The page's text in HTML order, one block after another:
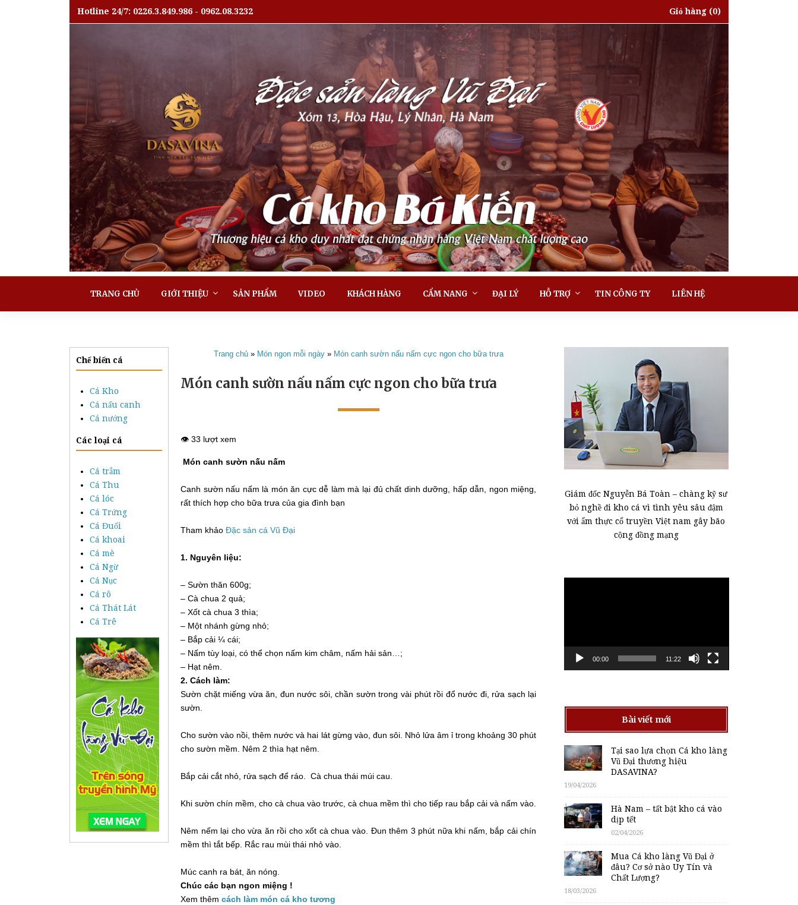
Hotline 24/7: 0226.3.849.986 - 0962.08.3232 Giỏ hàng (0)
TRANG CHỦ GIỚI THIỆU SẢN PHẨM VIDEO KHÁCH HÀNG CẨM NANG ĐẠI LÝ HỖ TRỢ TIN CÔNG TY LIÊN HỆ
Chế biến cá
Cá Kho
Cá nấu canh
Cá nướng
Các loại cá
Cá trắm
Cá Thu
Cá lóc
Cá Trứng
Cá Đuối
Cá khoai
Cá mè
Cá Ngừ
Cá Nục
Cá rô
Cá Thát Lát
Cá Trê
Trang chủ» Món ngon mỗi ngày» Món canh sườn nấu nấm cực ngon cho bữa trưa
Món canh sườn nấu nấm cực ngon cho bữa trưa
👁️ 33 lượt xem
Món canh sườn nấu nấm
Canh sườn nấu nấm là món ăn cực dễ làm mà lại đủ chất dinh dưỡng, hấp dẫn, ngon miệng,
rất thích hợp cho bữa trưa của gia đình bạn
Tham khảo Đặc sản cá Vũ Đại
1. Nguyên liệu:
– Sườn thăn 600g;
– Cà chua 2 quả;
– Xốt cà chua 3 thìa;
– Một nhánh gừng nhỏ;
– Bắp cải ¼ cái;
– Nấm tùy loại, có thể chọn nấm kim châm, nấm hải sản…;
– Hạt nêm.
2. Cách làm:
Sườn chặt miếng vừa ăn, đun nước sôi, chần sườn trong vài phút rồi đổ nước đi, rửa sạch lại
sườn.
Cho sườn vào nồi, thêm nước và hai lát gừng vào, đun sôi. Nhỏ lửa âm ỉ trong khoảng 30 phút
cho sườn mềm. Nêm 2 thìa hạt nêm.
Bắp cải cắt nhỏ, rửa sạch để ráo. Cà chua thái múi cau.
Khi sườn chín mềm, cho cà chua vào trước, cà chua mềm thì cho tiếp rau bắp cải và nấm vào.
Nêm nếm lại cho vừa ăn rồi cho xốt cà chua vào. Đun thêm 3 phút nữa khi nấm, bắp cải chín
mềm thì tắt bếp. Rắc rau mùi thái nhỏ vào.
Múc canh ra bát, ăn nóng.
Chúc các bạn ngon miệng !
Xem thêm cách làm món cá kho tương
Giám đốc Nguyễn Bá Toàn – chàng kỹ sư
bỏ nghề đi kho cá vì tình yêu sâu đậm
với ẩm thực cổ truyền Việt nam gây bão
cộng đồng mạng
00:00 11:22
Bài viết mới
Tại sao lựa chọn Cá kho làng
Vũ Đại thương hiệu
DASAVINA?
19/04/2026
Hà Nam – tất bật kho cá vào
dịp tết
02/04/2026
Mua Cá kho làng Vũ Đại ở
đâu? Cơ sở nào Uy Tín và
Chất Lượng?
18/03/2026